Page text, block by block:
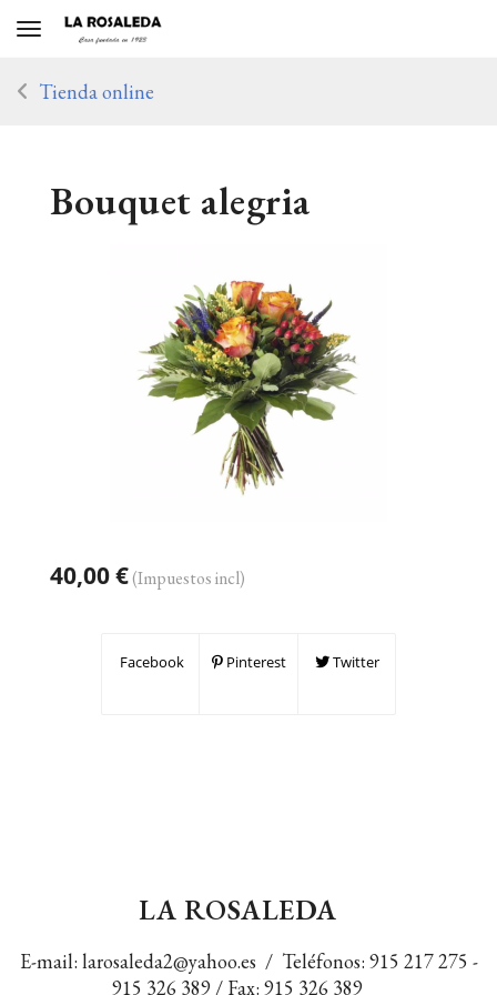
Toggle navigation
Tienda online
Bouquet alegria
40,00 €(Impuestos incl)
Facebook Pinterest Twitter
LA ROSALEDA
E-mail: larosaleda2@yahoo.es / Teléfonos: 915 217 275 -
915 326 389/ Fax: 915 326 389